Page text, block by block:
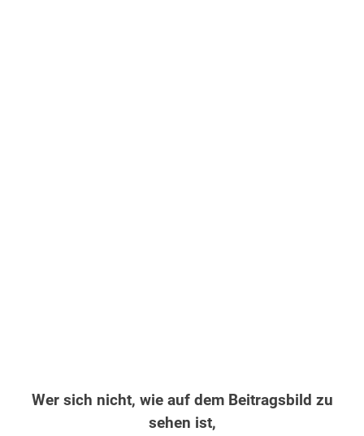
Wer sich nicht, wie auf dem Beitragsbild zu
sehen ist,